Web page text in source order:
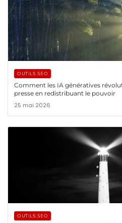
OUTILS SEO
Comment les IA génératives
presse en redistribuant le pouvoir
25 mai 2026
OUTILS SEO